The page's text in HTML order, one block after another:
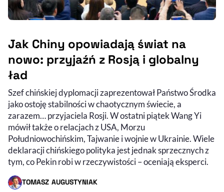
Jak Chiny opowiadają świat na
nowo: przyjaźń z Rosją i globalny
ład
Szef chińskiej dyplomacji zaprezentował Państwo Środka
jako ostoję stabilności w chaotycznym świecie, a
zarazem… przyjaciela Rosji. W ostatni piątek Wang Yi
mówił także o relacjach z USA, Morzu
Południowochińskim, Tajwanie i wojnie w Ukrainie. Wiele
deklaracji chińskiego polityka jest jednak sprzecznych z
tym, co Pekin robi w rzeczywistości – oceniają eksperci.
TOMASZ AUGUSTYNIAK
- AUTOR ARTYKUŁU - PROFIL